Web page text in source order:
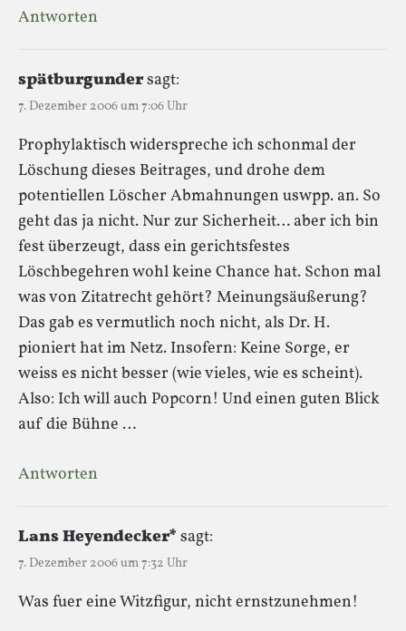
Antworten
spätburgundersagt:
7. Dezember 2006 um 7:06 Uhr
Prophylaktisch widerspreche ich schonmal der
Löschung dieses Beitrages, und drohe dem
potentiellen Löscher Abmahnungen uswpp. an. So
geht das ja nicht. Nur zur Sicherheit… aber ich bin
fest überzeugt, dass ein gerichtsfestes
Löschbegehren wohl keine Chance hat. Schon mal
was von Zitatrecht gehört? Meinungsäußerung?
Das gab es vermutlich noch nicht, als Dr. H.
pioniert hat im Netz. Insofern: Keine Sorge, er
weiss es nicht besser (wie vieles, wie es scheint).
Also: Ich will auch Popcorn! Und einen guten Blick
auf die Bühne …
Antworten
Lans Heyendecker* sagt:
7. Dezember 2006 um 7:32 Uhr
Was fuer eine Witzfigur, nicht ernstzunehmen!